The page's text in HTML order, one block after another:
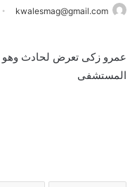
kwalesmag@gmail.com
عمرو زكى تعرض لحادث وهو
المستشفى